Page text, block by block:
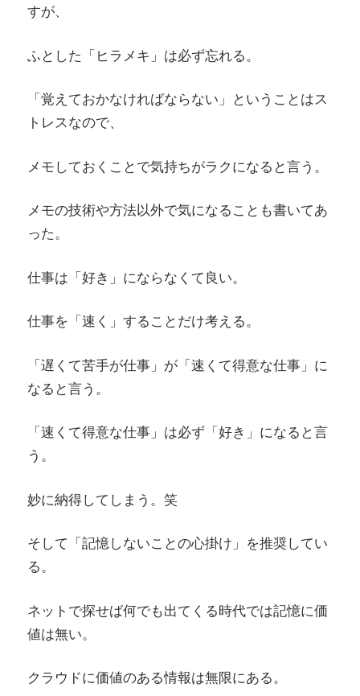
すが、
ふとした「ヒラメキ」は必ず忘れる。
「覚えておかなければならない」ということはス
トレスなので、
メモしておくことで気持ちがラクになると言う。
メモの技術や方法以外で気になることも書いてあ
った。
仕事は「好き」にならなくて良い。
仕事を「速く」することだけ考える。
「遅くて苦手が仕事」が「速くて得意な仕事」に
なると言う。
「速くて得意な仕事」は必ず「好き」になると言
う。
妙に納得してしまう。笑
そして「記憶しないことの心掛け」を推奨してい
る。
ネットで探せば何でも出てくる時代では記憶に価
値は無い。
クラウドに価値のある情報は無限にある。